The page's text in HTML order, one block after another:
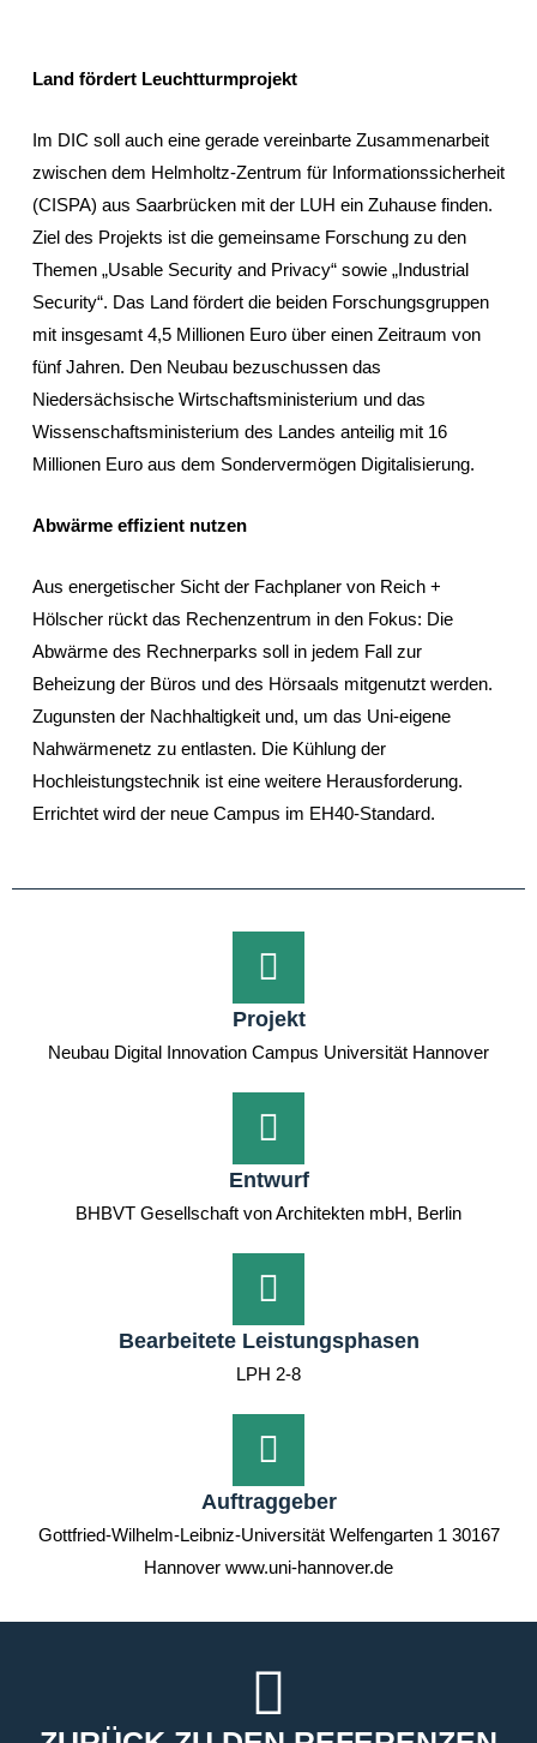
Land fördert Leuchtturmprojekt
Im DIC soll auch eine gerade vereinbarte Zusammenarbeit
zwischen dem Helmholtz-Zentrum für Informationssicherheit
(CISPA) aus Saarbrücken mit der LUH ein Zuhause finden.
Ziel des Projekts ist die gemeinsame Forschung zu den
Themen „Usable Security and Privacy“ sowie „Industrial
Security“. Das Land fördert die beiden Forschungsgruppen
mit insgesamt 4,5 Millionen Euro über einen Zeitraum von
fünf Jahren. Den Neubau bezuschussen das
Niedersächsische Wirtschaftsministerium und das
Wissenschaftsministerium des Landes anteilig mit 16
Millionen Euro aus dem Sondervermögen Digitalisierung.
Abwärme effizient nutzen
Aus energetischer Sicht der Fachplaner von Reich +
Hölscher rückt das Rechenzentrum in den Fokus: Die
Abwärme des Rechnerparks soll in jedem Fall zur
Beheizung der Büros und des Hörsaals mitgenutzt werden.
Zugunsten der Nachhaltigkeit und, um das Uni-eigene
Nahwärmenetz zu entlasten. Die Kühlung der
Hochleistungstechnik ist eine weitere Herausforderung.
Errichtet wird der neue Campus im EH40-Standard.
Projekt
Neubau Digital Innovation Campus Universität Hannover
Entwurf
BHBVT Gesellschaft von Architekten mbH, Berlin
Bearbeitete Leistungsphasen
LPH 2-8
Auftraggeber
Gottfried-Wilhelm-Leibniz-Universität Welfengarten 1 30167
Hannover www.uni-hannover.de